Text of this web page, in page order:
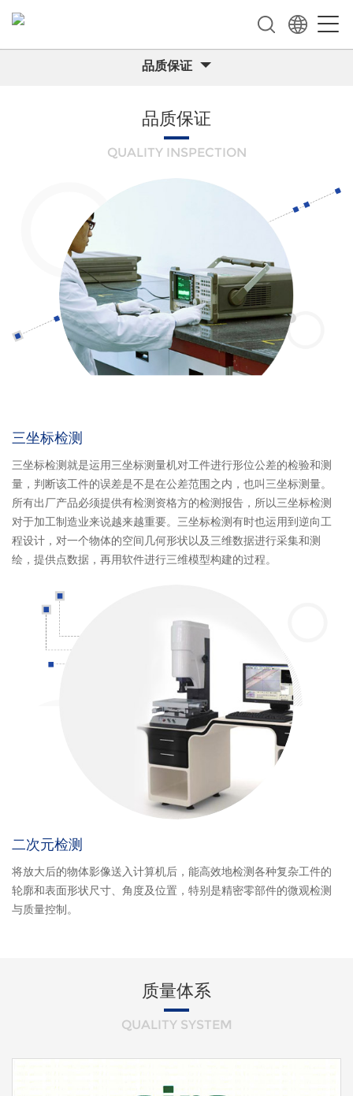
品质保证
品质保证
QUALITY INSPECTION
三坐标检测
三坐标检测就是运用三坐标测量机对工件进行形位公差的检验和测
量，判断该工件的误差是不是在公差范围之内，也叫三坐标测量。
所有出厂产品必须提供有检测资格方的检测报告，所以三坐标检测
对于加工制造业来说越来越重要。三坐标检测有时也运用到逆向工
程设计，对一个物体的空间几何形状以及三维数据进行采集和测
绘，提供点数据，再用软件进行三维模型构建的过程。
二次元检测
将放大后的物体影像送入计算机后，能高效地检测各种复杂工件的
轮廓和表面形状尺寸、角度及位置，特别是精密零部件的微观检测
与质量控制。
质量体系
QUALITY SYSTEM